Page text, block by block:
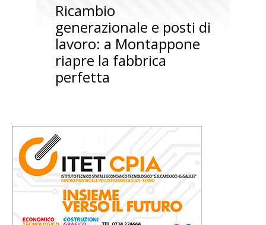
Ricambio
generazionale e posti di
lavoro: a Montappone
riapre la fabbrica
perfetta